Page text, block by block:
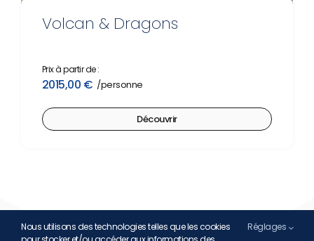
Volcan & Dragons
Prix à partir de :
2015,00 €
Découvrir
Nous utilisons des technologies telles que les cookies
Réglages